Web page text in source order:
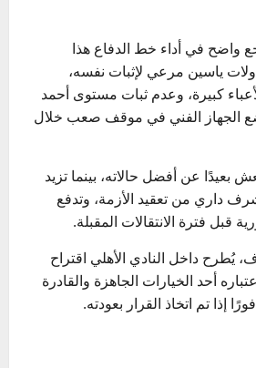
واضح في أداء خط الدفاع هذا
ياسين مرعي لإثبات نفسه،
كبيرة، وعدم ثبات مستوى أحمد
الجهاز الفني في موقف صعب خلال
عن أفضل حالاته، بينما تزيد
داري من تعقيد الأزمة، وتدفع
قبل فترة الانتقالات المقبلة.
داخل النادي الأهلي اقتراح
أحد الخيارات الجاهزة والقادرة
إذا تم اتخاذ القرار بعودته.